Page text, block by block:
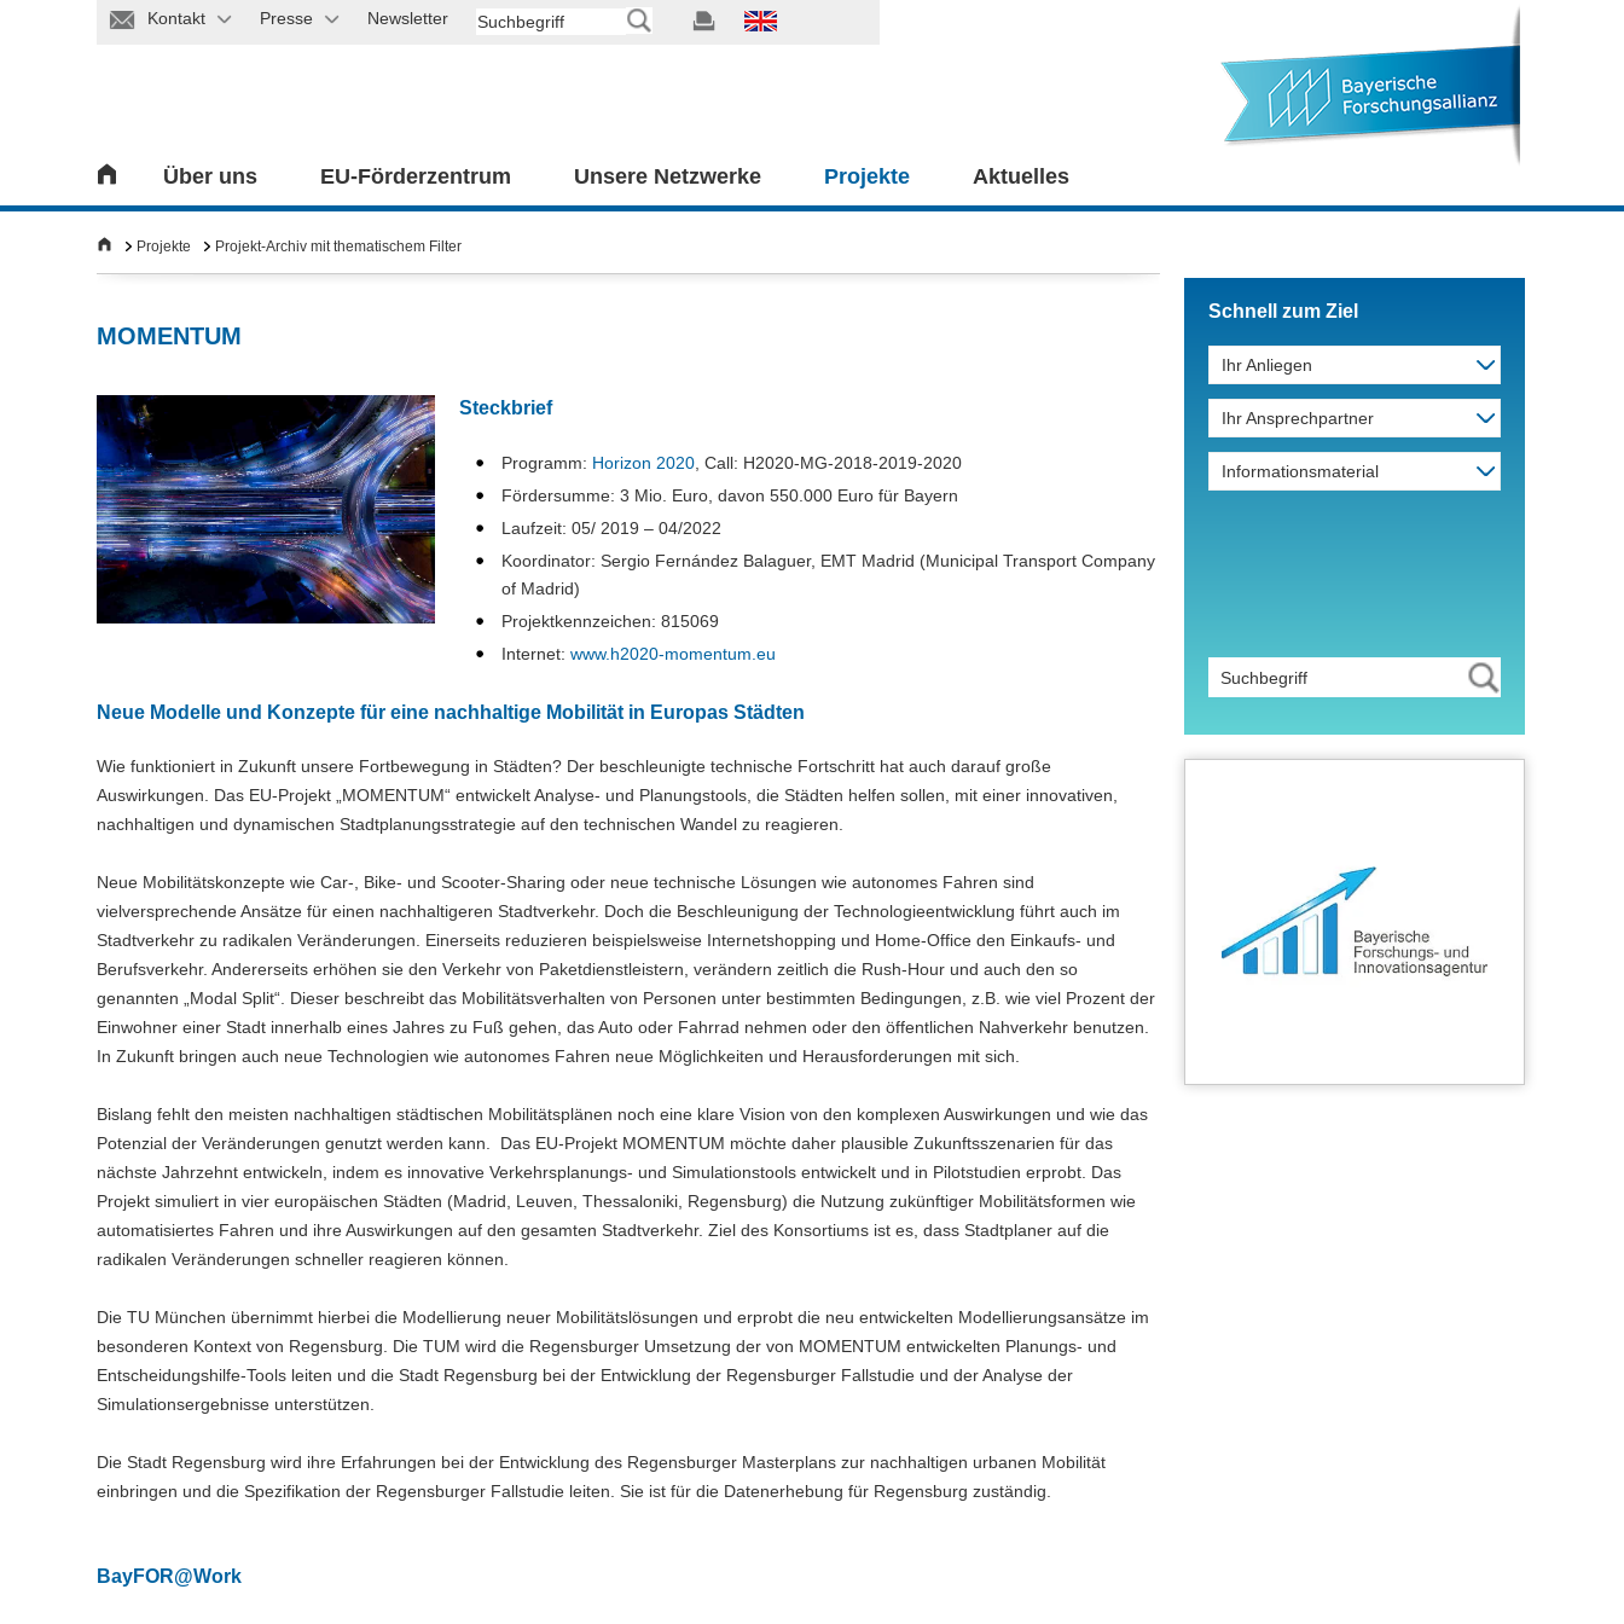
Kontakt Presse Newsletter
Über uns EU-Förderzentrum Unsere Netzwerke Projekte Aktuelles
Projekte Projekt-Archiv mit thematischem Filter
MOMENTUM
Steckbrief
Programm: Horizon 2020 , Call: H2020-MG-2018-2019-2020
Fördersumme: 3 Mio. Euro, davon 550.000 Euro für Bayern
Laufzeit: 05/ 2019 – 04/2022
Koordinator: Sergio Fernández Balaguer, EMT Madrid (Municipal Transport Company
of Madrid)
Projektkennzeichen: 815069
Internet: www.h2020-momentum.eu
Neue Modelle und Konzepte für eine nachhaltige Mobilität in Europas Städten
Wie funktioniert in Zukunft unsere Fortbewegung in Städten? Der beschleunigte technische Fortschritt hat auch darauf große
Auswirkungen. Das EU-Projekt „MOMENTUM“ entwickelt Analyse- und Planungstools, die Städten helfen sollen, mit einer innovativen,
nachhaltigen und dynamischen Stadtplanungsstrategie auf den technischen Wandel zu reagieren.
Neue Mobilitätskonzepte wie Car-, Bike- und Scooter-Sharing oder neue technische Lösungen wie autonomes Fahren sind
vielversprechende Ansätze für einen nachhaltigeren Stadtverkehr. Doch die Beschleunigung der Technologieentwicklung führt auch im
Stadtverkehr zu radikalen Veränderungen. Einerseits reduzieren beispielsweise Internetshopping und Home-Office den Einkaufs- und
Berufsverkehr. Andererseits erhöhen sie den Verkehr von Paketdienstleistern, verändern zeitlich die Rush-Hour und auch den so
genannten „Modal Split“. Dieser beschreibt das Mobilitätsverhalten von Personen unter bestimmten Bedingungen, z.B. wie viel Prozent der
Einwohner einer Stadt innerhalb eines Jahres zu Fuß gehen, das Auto oder Fahrrad nehmen oder den öffentlichen Nahverkehr benutzen.
In Zukunft bringen auch neue Technologien wie autonomes Fahren neue Möglichkeiten und Herausforderungen mit sich.
Bislang fehlt den meisten nachhaltigen städtischen Mobilitätsplänen noch eine klare Vision von den komplexen Auswirkungen und wie das
Potenzial der Veränderungen genutzt werden kann. Das EU-Projekt MOMENTUM möchte daher plausible Zukunftsszenarien für das
nächste Jahrzehnt entwickeln, indem es innovative Verkehrsplanungs- und Simulationstools entwickelt und in Pilotstudien erprobt. Das
Projekt simuliert in vier europäischen Städten (Madrid, Leuven, Thessaloniki, Regensburg) die Nutzung zukünftiger Mobilitätsformen wie
automatisiertes Fahren und ihre Auswirkungen auf den gesamten Stadtverkehr. Ziel des Konsortiums ist es, dass Stadtplaner auf die
radikalen Veränderungen schneller reagieren können.
Die TU München übernimmt hierbei die Modellierung neuer Mobilitätslösungen und erprobt die neu entwickelten Modellierungsansätze im
besonderen Kontext von Regensburg. Die TUM wird die Regensburger Umsetzung der von MOMENTUM entwickelten Planungs- und
Entscheidungshilfe-Tools leiten und die Stadt Regensburg bei der Entwicklung der Regensburger Fallstudie und der Analyse der
Simulationsergebnisse unterstützen.
Die Stadt Regensburg wird ihre Erfahrungen bei der Entwicklung des Regensburger Masterplans zur nachhaltigen urbanen Mobilität
einbringen und die Spezifikation der Regensburger Fallstudie leiten. Sie ist für die Datenerhebung für Regensburg zuständig.
BayFOR@Work
Schnell zum Ziel
Ihr Anliegen
Ihr Ansprechpartner
Informationsmaterial